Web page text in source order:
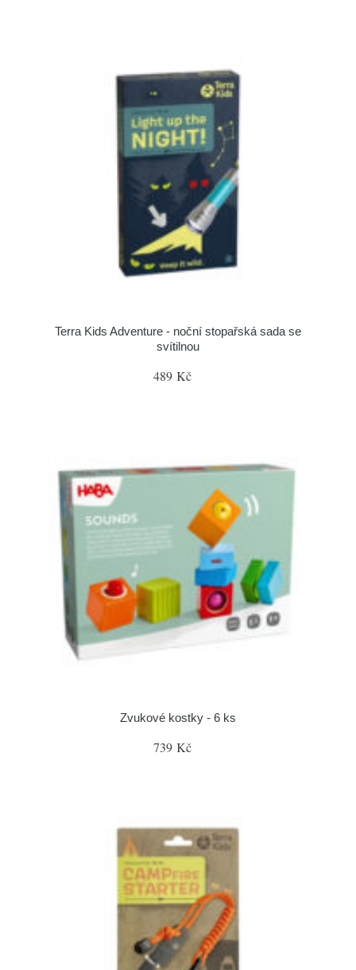
Terra Kids Adventure - noční stopařská sada se
svítilnou
489 Kč
Zvukové kostky - 6 ks
739 Kč